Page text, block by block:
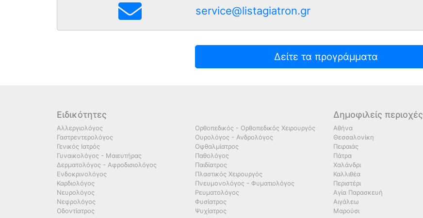
service@listagiatron.gr
Δείτε τα προγράμματα
Ειδικότητες
Αλλεργιολόγος
Γαστρεντερολόγος
Γενικός Ιατρός
Γυναικολόγος - Μαιευτήρας
Δερματολόγος - Αφροδισιολόγος
Ενδοκρινολόγος
Καρδιολόγος
Νευρολόγος
Νεφρολόγος
Οδοντίατρος
Ορθοπεδικός - Ορθοπεδικός Χειρουργός
Ουρολόγος - Ανδρολόγος
Οφθαλμίατρος
Παθολόγος
Παιδίατρος
Πλαστικός Χειρουργός
Πνευμονολόγος - Φυματιολόγος
Ρευματολόγος
Φυσίατρος
Ψυχίατρος
Δημοφιλείς περιοχές
Αθήνα
Θεσσαλονίκη
Πειραιάς
Πάτρα
Χαλάνδρι
Καλλιθέα
Περιστέρι
Αγία Παρασκευή
Αιγάλεω
Μαρούσι